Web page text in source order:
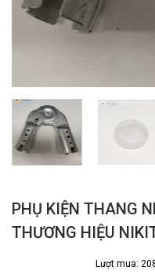
PHỤ KIỆN THANG
THƯƠNG HIỆU
Lượt mua: